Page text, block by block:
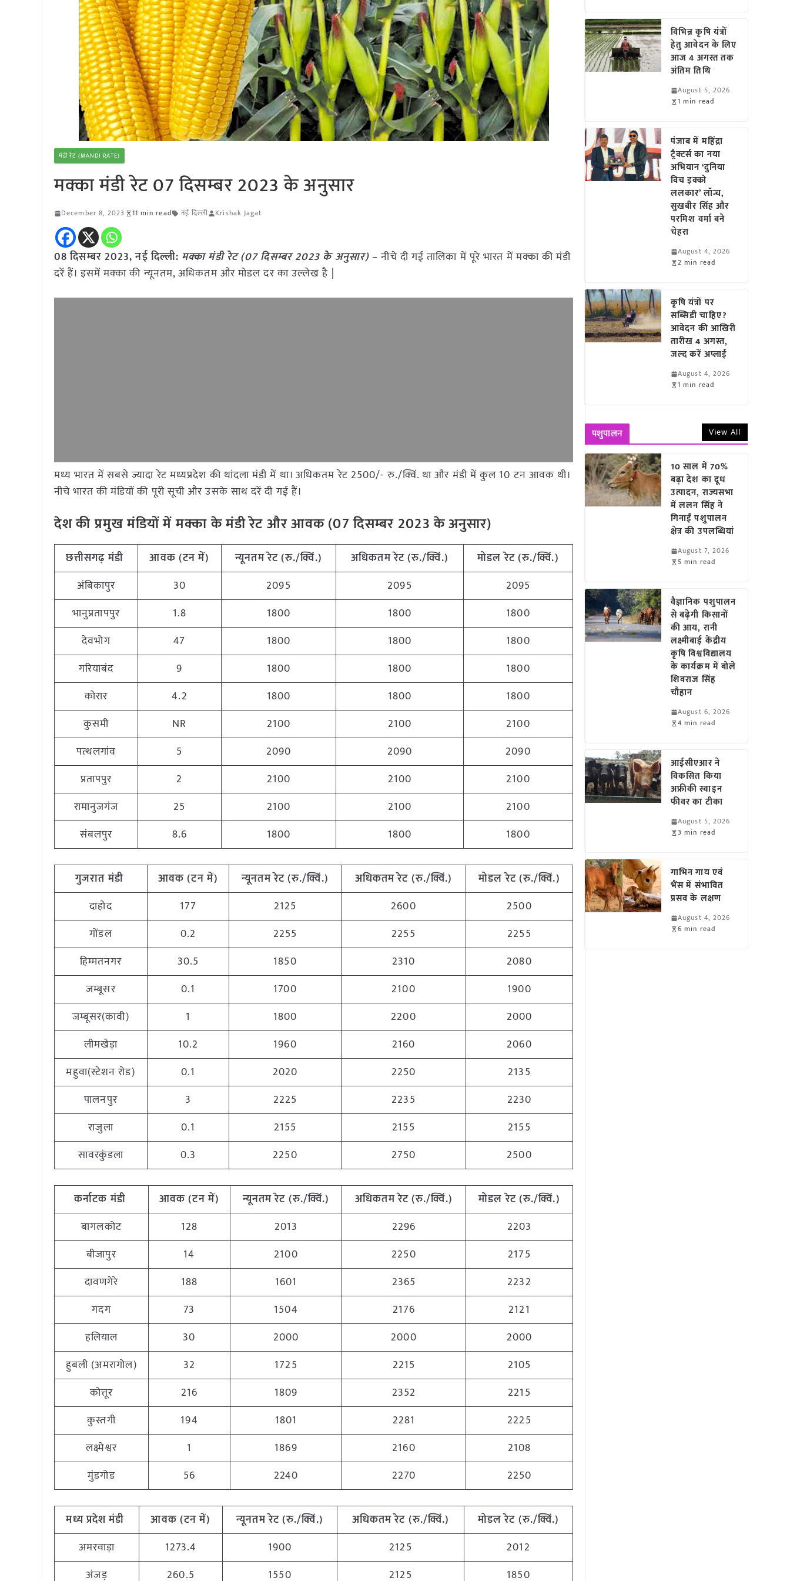
मंडी रेट (MANDI RATE)
मक्का मंडी रेट 07 दिसम्बर 2023 के अनुसार
December 8, 2023 11 min read नई दिल्ली Krishak Jagat
08 दिसम्बर 2023, नई दिल्ली: मक्कामंडी रेट (07 दिसम्बर2023 के अनुसार) – नीचे दी गई तालिका में पूरे भारत में मक्का की मंडी
दरें हैं। इसमें मक्का की न्यूनतम, अधिकतम और मोडल दर का उल्लेख है |
मध्य भारत में सबसे ज्यादा रेट मध्यप्रदेश की थांदला मंडी में था। अधिकतम रेट 2500/- रु./क्विं. था और मंडी में कुल 10 टन आवक थी।
नीचे भारत की मंडियों की पूरी सूची और उसके साथ दरें दी गई हैं।
देश की प्रमुख मंडियों में मक्काके मंडी रेट और आवक (07 दिसम्बर 2023 के अनुसार)
छत्तीसगढ़मंडी आवक (टन में) न्यूनतमरेट (रु./क्विं.) अधिकतमरेट (रु./क्विं.) मोडल रेट(रु./क्विं.)
अंबिकापुर
30 2095 2095
2095
भानुप्रतापपुर
1.8 1800 1800
1800
देवभोग
47 1800 1800
1800
गरियाबंद
9 1800 1800
1800
कोरार
4.2 1800 1800
1800
कुसमी
NR 2100 2100
2100
पत्थलगांव
5 2090 2090
2090
प्रतापपुर
2 2100 2100
2100
रामानुजगंज
25 2100 2100
2100
संबलपुर
8.6 1800 1800 1800
गुजरातमंडी आवक (टनमें) न्यूनतमरेट (रु./क्विं.) अधिकतमरेट (रु./क्विं.) मोडल रेट(रु./क्विं.)
दाहोद
177 2125 2600
2500
गोंडल
0.2 2255 2255
2255
हिम्मतनगर
30.5 1850 2310
2080
जम्बूसर
0.1 1700 2100
1900
जम्बूसर(कावी)
1 1800 2200
2000
लीमखेड़ा
10.2 1960 2160
2060
महुवा(स्टेशन रोड)
0.1 2020 2250
2135
पालनपुर
3 2225 2235
2230
राजुला
0.1 2155 2155
2155
सावरकुंडला
0.3 2250 2750 2500
कर्नाटकमंडी आवक (टनमें) न्यूनतमरेट (रु./क्विं.) अधिकतमरेट (रु./क्विं.) मोडल रेट(रु./क्विं.)
बागलकोट
128 2013 2296
2203
बीजापुर
14 2100 2250
2175
दावणगेरे
188 1601 2365
2232
गदग
73 1504 2176
2121
हलियाल
30 2000 2000
2000
हुबली (अमरागोल)
32 1725 2215
2105
कोत्तूर
216 1809 2352
2215
कुस्तगी
194 1801 2281
2225
लक्ष्मेश्वर
1 1869 2160
2108
मुंडगोड
56 2240 2270 2250
मध्यप्रदेश मंडी आवक (टन में) न्यूनतमरेट (रु./क्विं.) अधिकतमरेट (रु./क्विं.) मोडल रेट (रु./क्विं.)
अमरवाड़ा
1273.4 1900 2125
2012
अंजड़
260.5 1550 2125
1850
विभिन्न कृषि यंत्रों
हेतु आवेदन के लिए
आज 4 अगस्त तक
अंतिम तिथि
August 5, 2026
1 min read
पंजाब में महिंद्रा
ट्रैक्टर्स का नया
अभियान ‘दुनिया
विच इक्को
ललकार’ लॉन्च,
सुखबीर सिंह और
परमिश वर्मा बने
चेहरा
August 4, 2026
2 min read
कृषि यंत्रों पर
सब्सिडी चाहिए?
आवेदन की आखिरी
तारीख 4 अगस्त,
जल्द करें अप्लाई
August 4, 2026
1 min read
पशुपालन View All
10 साल में 70%
बढ़ा देश का दूध
उत्पादन, राज्यसभा
में ललन सिंह ने
गिनाईं पशुपालन
क्षेत्र की उपलब्धियां
August 7, 2026
5 min read
वैज्ञानिक पशुपालन
से बढ़ेगी किसानों
की आय, रानी
लक्ष्मीबाई केंद्रीय
कृषि विश्वविद्यालय
के कार्यक्रम में बोले
शिवराज सिंह
चौहान
August 6, 2026
4 min read
आईसीएआर ने
विकसित किया
अफ्रीकी स्वाइन
फीवर का टीका
August 5, 2026
3 min read
गाभिन गाय एवं
भैंस में संभावित
प्रसव के लक्षण
August 4, 2026
6 min read